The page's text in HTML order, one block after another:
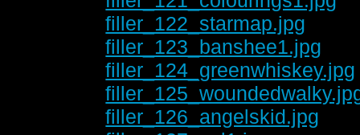
filler_122_starmap.jpg
filler_123_banshee1.jpg
filler_124_greenwhiskey.jpg
filler_126_angelskid.jpg